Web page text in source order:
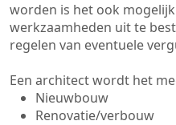
worden is het ook
werkzaamheden uit te
regelen van eventuele
Een architect wordt het
Nieuwbouw
Renovatie/verbouw